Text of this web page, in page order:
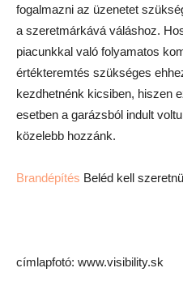
fogalmazni az üzenetet
a szeretmárkává váláshoz.
piacunkkal való folyamatos
értékteremtés szükséges
kezdhetnénk kicsiben, hiszen
esetben a garázsból indult
közelebb hozzánk.
Brandépítés Beléd kell
címlapfotó: www.visibility.sk